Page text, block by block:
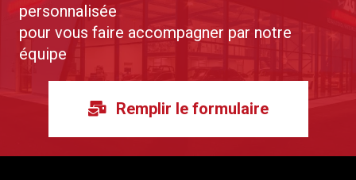
personnalisée
pour vous faire accompagner par notre
équipe
Remplir le formulaire